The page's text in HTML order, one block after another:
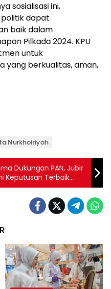
sosialisasi ini,
dapat
baik dalam
Pilkada 2024. KPU
untuk
yang berkualitas, aman,
Nurkhoiriyah
Dukungan PAN, Jubir
Keputusan Terbaik